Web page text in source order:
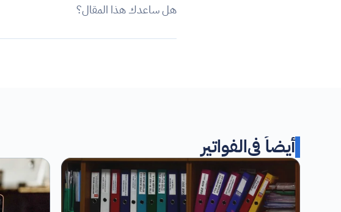
هل ساعدك هذا المقال؟
أيضاً فيالفواتير